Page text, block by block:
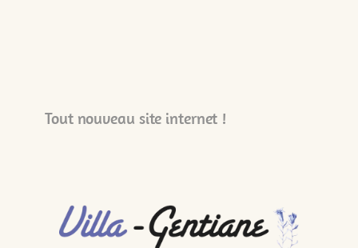
Tout nouveau site internet !